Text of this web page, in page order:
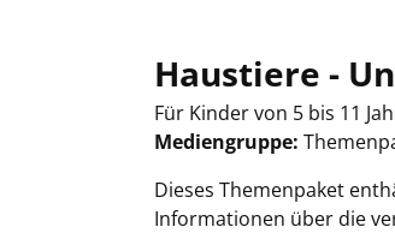
Haustiere -
Für Kinder von 5 bis 11
Mediengruppe:
Dieses Themenpaket
Informationen über die